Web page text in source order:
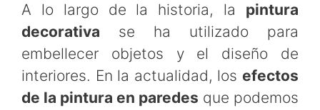
A lo largo de la historia, la pintura
decorativa se ha utilizado para
embellecer objetos y el diseño de
interiores. En la actualidad, los efectos
de la pintura en paredes que podemos